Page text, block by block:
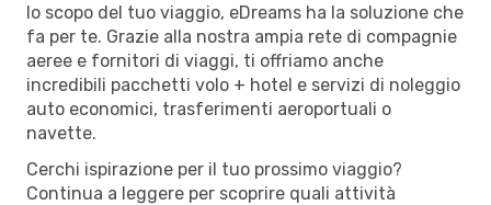
lo scopo del tuo viaggio, eDreams ha la soluzione che
fa per te. Grazie alla nostra ampia rete di compagnie
aeree e fornitori di viaggi, ti offriamo anche
incredibili pacchetti volo + hotel e servizi di noleggio
auto economici, trasferimenti aeroportuali o
navette.
Cerchi ispirazione per il tuo prossimo viaggio?
Continua a leggere per scoprire quali attività